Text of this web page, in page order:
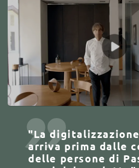
"La
arriva prima dalle
delle persone di
"Grazie alla suite
Passepartout
ottimizzato
"Con Passepartout
costruito un
collaborazione e
"Sono veramente
dell'assistenza
Passepartout che
"La caratteristica
apprezziamo del
Passepartout è la